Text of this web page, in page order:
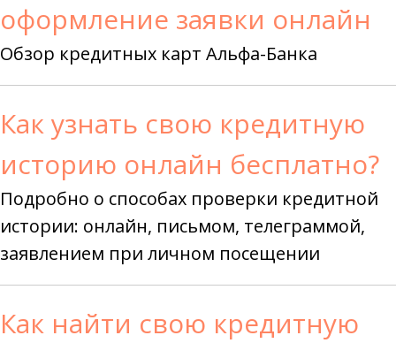
оформление заявки онлайн
Обзор кредитных карт Альфа-Банка
Как узнать свою кредитную
историю онлайн бесплатно?
Подробно о способах проверки кредитной
истории: онлайн, письмом, телеграммой,
заявлением при личном посещении
Как найти свою кредитную